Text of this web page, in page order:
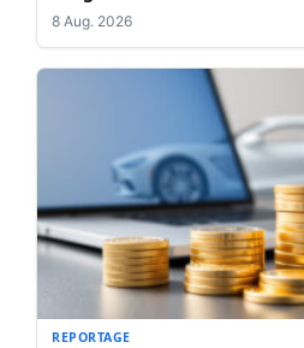
8 Aug. 2026
REPORTAGE